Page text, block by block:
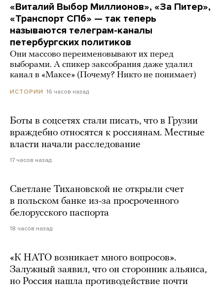
«Виталий Выбор Миллионов», «За Питер»,
«Транспорт СПб» — так теперь
называются телеграм-каналы
петербургских политиков
Они массово переименовывают их перед
выборами. А спикер заксобрания даже удалил
канал в «Максе» (Почему? Никто не понимает)
ИСТОРИИ 16 часов назад
Боты в соцсетях стали писать, что в Грузии
враждебно относятся к россиянам. Местные
власти начали расследование
17 часов назад
Светлане Тихановской не открыли счет
в польском банке из-за просроченного
белорусского паспорта
18 часов назад
«К НАТО возникает много вопросов».
Залужный заявил, что он сторонник альянса,
но Россия нашла противодействие почти